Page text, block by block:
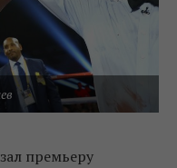
премьеру